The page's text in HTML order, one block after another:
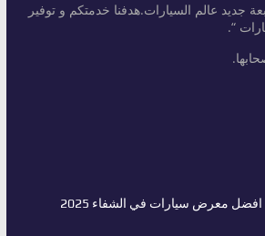
جديد عالم السيارات.هدفنا خدمتكم و توفير
“.
افضل معرض سيارات في الشفاء 2025